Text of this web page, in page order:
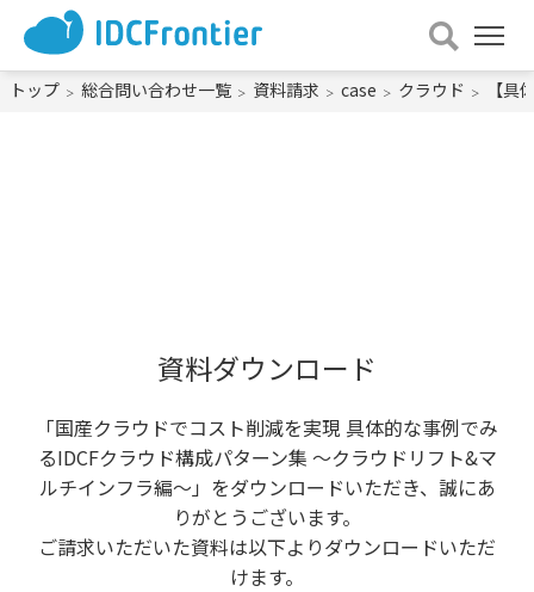
メ
ニュー
トップ 総合問い合わせ一覧 資料請求 case クラウド 【
資料ダウンロード
「国産クラウドでコスト削減を実現 具体的な事例でみ
るIDCFクラウド構成パターン集 ～クラウドリフト&マ
ルチインフラ編～」をダウンロードいただき、誠にあ
りがとうございます。
ご請求いただいた資料は以下よりダウンロードいただ
けます。